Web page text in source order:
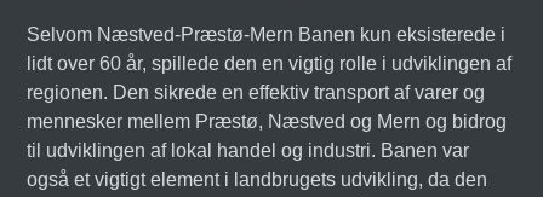
Selvom Næstved-Præstø-Mern Banen kun eksisterede i
lidt over 60 år, spillede den en vigtig rolle i udviklingen af
regionen. Den sikrede en effektiv transport af varer og
mennesker mellem Præstø, Næstved og Mern og bidrog
til udviklingen af lokal handel og industri. Banen var
også et vigtigt element i landbrugets udvikling, da den